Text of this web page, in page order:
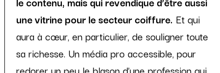
une vitrine pour le secteur coiffure. Et qui
aura à cœur, en particulier, de souligner toute
sa richesse. Un média pro accessible, pour